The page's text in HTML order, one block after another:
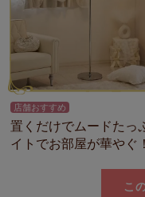
店舗おすすめ
置くだけでムードたっ
イトでお部屋が華やぐ！
こ